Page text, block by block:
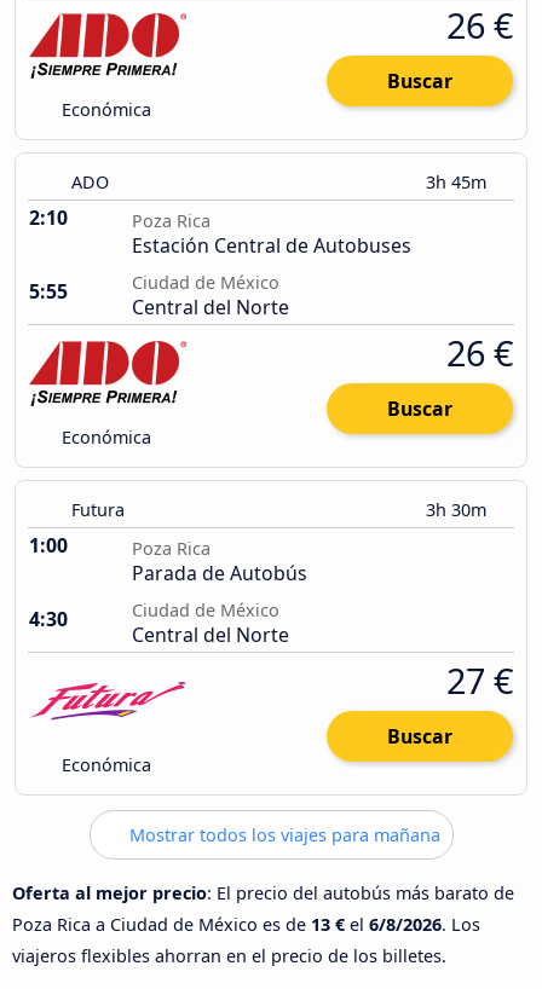
Económica
26 €
Buscar
ADO 3h 45m
2:10 Poza Rica
Estación Central de Autobuses
5:55
Ciudad de México
Central del Norte
Económica
26 €
Buscar
Futura 3h 30m
1:00 Poza Rica
Parada de Autobús
4:30
Ciudad de México
Central del Norte
Económica
27 €
Buscar
Mostrar todos los viajes para mañana
Oferta al mejor precio: El precio del autobús más barato de
Poza Rica a Ciudad de México es de 13 € el 6/8/2026. Los
viajeros flexibles ahorran en el precio de los billetes.